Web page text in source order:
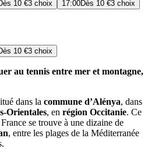
10 €3 choix 17:00Dès 10 €3 choix
10 €3 choix
au tennis entre mer et montagne,
dans la commune d’Alénya, dans
Orientales, en région Occitanie. Ce
se trouve à une dizaine de
, entre les plages de la Méditerranée